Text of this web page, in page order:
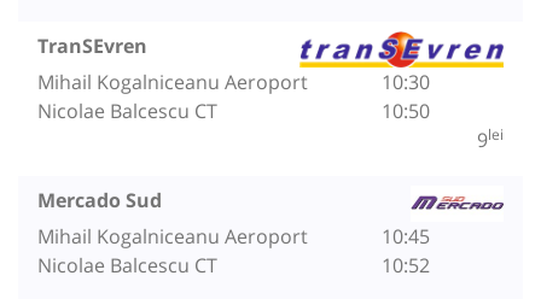
TranSEvren
Mihail Kogalniceanu Aeroport
Nicolae Balcescu CT
10:30
10:50
9lei
Mercado Sud
Mihail Kogalniceanu Aeroport
Nicolae Balcescu CT
10:45
10:52